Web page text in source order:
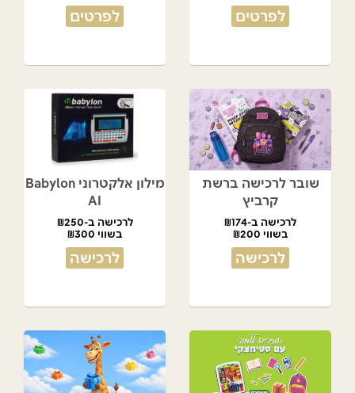
לפרטים לפרטים
שובר לרכישה ברשת
קרביץ
לרכישה ב-₪174
בשווי ₪200
לרכישה
מילון אלקטרוני Babylon
AI
לרכישה ב-₪250
בשווי ₪300
לרכישה